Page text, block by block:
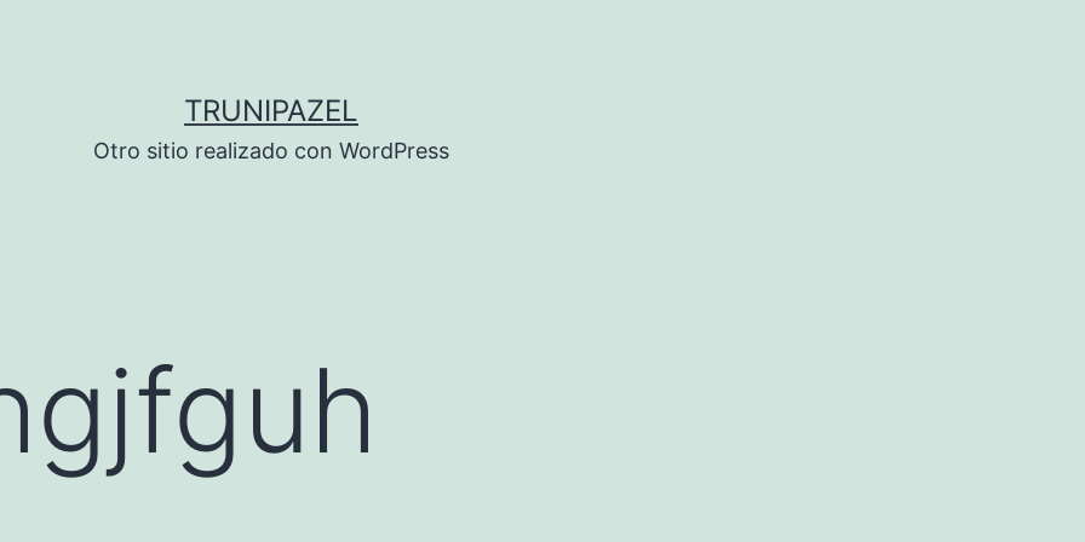
TRUNIPAZEL
Otro sitio realizado con WordPress